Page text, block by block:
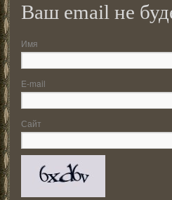
Ваш email не
Имя
E-mail
Сайт